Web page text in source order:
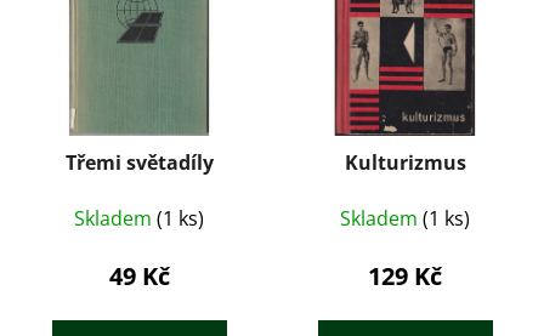
Třemi světadíly
Skladem (1 ks)
49 Kč
Kulturizmus
Skladem (1 ks)
129 Kč